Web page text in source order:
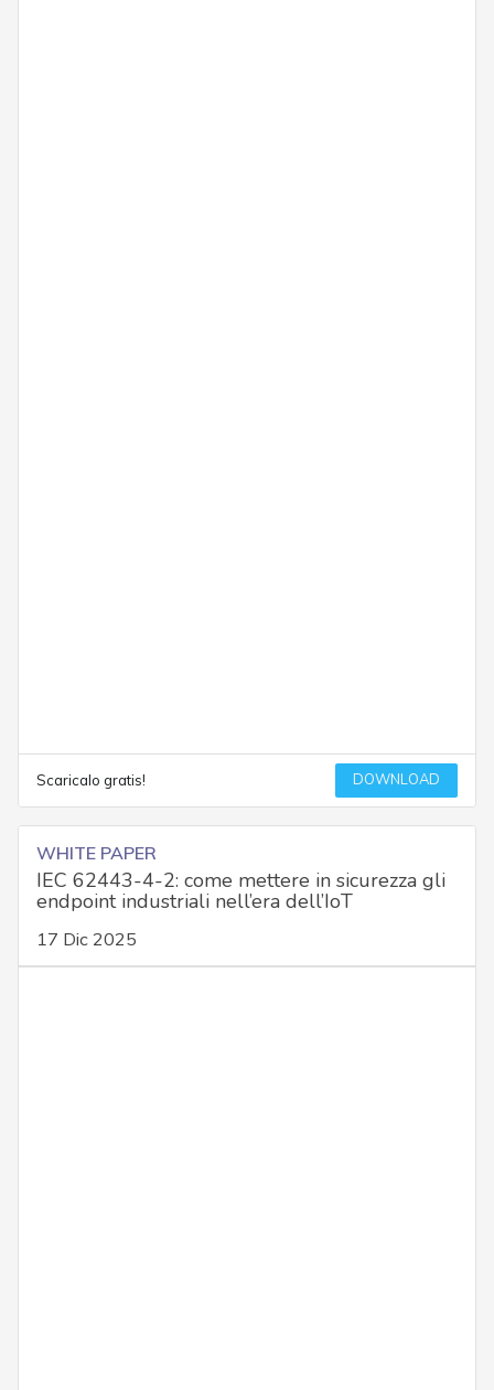
Scaricalo gratis! DOWNLOAD
WHITE PAPER
IEC 62443-4-2: come mettere in sicurezza gli
endpoint industriali nell’era dell’IoT
17 Dic 2025